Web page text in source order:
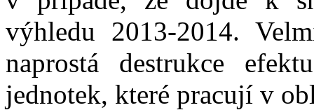
výhledu 2013-2014.
naprostá destrukce
jednotek, které pracují v